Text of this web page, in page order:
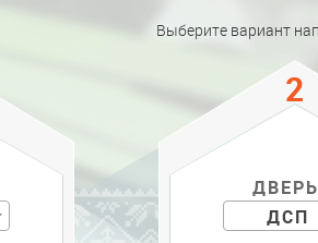
Выберите вариант
ДВЕРЬ
ДСП